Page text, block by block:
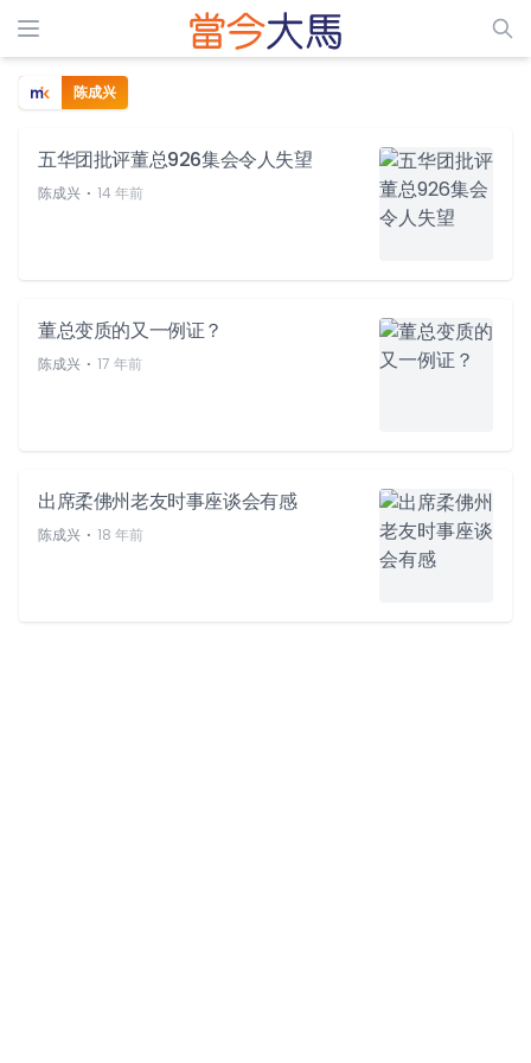
陈成兴
五华团批评董总926集会令人失望
陈成兴 ⋅ 14 年前
董总变质的又一例证？
陈成兴 ⋅ 17 年前
出席柔佛州老友时事座谈会有感
陈成兴 ⋅ 18 年前